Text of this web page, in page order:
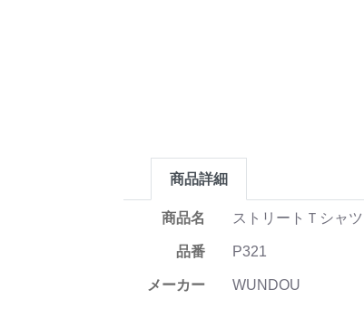
商品詳細
商品名 ストリートＴシャ
品番 P321
メーカー WUNDOU